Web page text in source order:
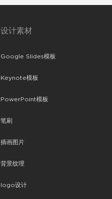
设计素材
Google Slides模板
Keynote模板
PowerPoint模板
笔刷
插画图片
背景纹理
logo设计